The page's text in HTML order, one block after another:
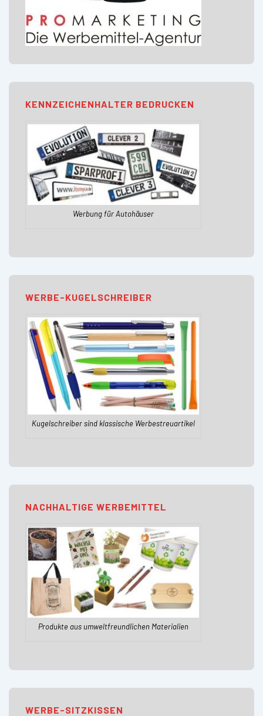
KENNZEICHENHALTER BEDRUCKEN
Werbung für Autohäuser
WERBE-KUGELSCHREIBER
Kugelschreiber sind klassische Werbestreuartikel
NACHHALTIGE WERBEMITTEL
Produkte aus umweltfreundlichen Materialien
WERBE-SITZKISSEN